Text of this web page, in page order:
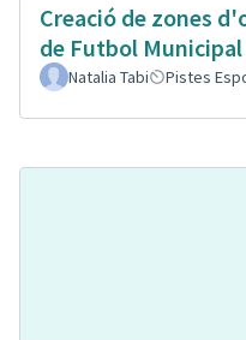
Creació de zones
de Futbol Municipal
Natalia Tabi Pistes